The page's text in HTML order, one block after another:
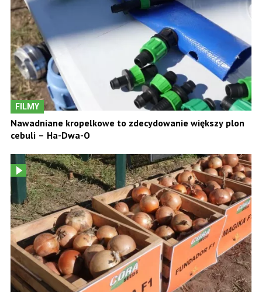
FILMY
Nawadniane kropelkowe to zdecydowanie większy plon
cebuli – Ha-Dwa-O